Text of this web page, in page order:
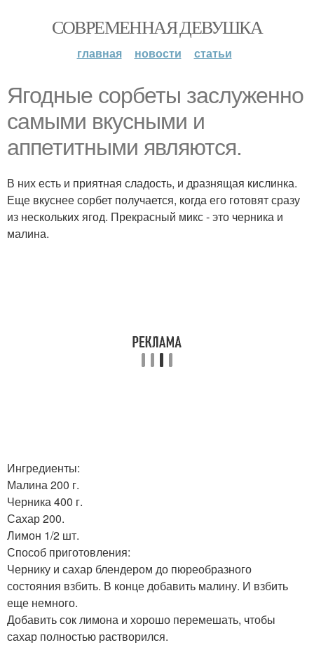
СОВРЕМЕННАЯ ДЕВУШКА
главная новости статьи
Ягодные сорбеты заслуженно
самыми вкусными и
аппетитными являются.
В них есть и приятная сладость, и дразнящая кислинка.
Еще вкуснее сорбет получается, когда его готовят сразу
из нескольких ягод. Прекрасный микс - это черника и
малина.
Ингредиенты:
Малина 200 г.
Черника 400 г.
Сахар 200.
Лимон 1/2 шт.
Способ приготовления:
Чернику и сахар блендером до пюреобразного
состояния взбить. В конце добавить малину. И взбить
еще немного.
Добавить сок лимона и хорошо перемешать, чтобы
сахар полностью растворился.